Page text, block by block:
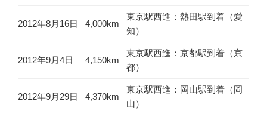
2012年8月16日 4,000km
東京駅西進：熱田駅到着（愛
知）
2012年9月4日 4,150km
東京駅西進：京都駅到着（京
都）
2012年9月29日 4,370km
東京駅西進：岡山駅到着（岡
山）